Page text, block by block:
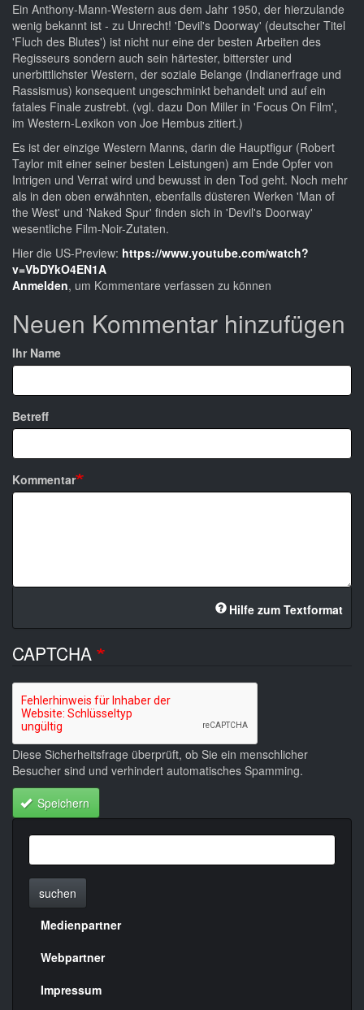
Ein Anthony-Mann-Western aus dem Jahr 1950, der hierzulande
wenig bekannt ist - zu Unrecht! 'Devil's Doorway' (deutscher Titel
'Fluch des Blutes') ist nicht nur eine der besten Arbeiten des
Regisseurs sondern auch sein härtester, bitterster und
unerbittlichster Western, der soziale Belange (Indianerfrage und
Rassismus) konsequent ungeschminkt behandelt und auf ein
fatales Finale zustrebt. (vgl. dazu Don Miller in 'Focus On Film',
im Western-Lexikon von Joe Hembus zitiert.)
Es ist der einzige Western Manns, darin die Hauptfigur (Robert
Taylor mit einer seiner besten Leistungen) am Ende Opfer von
Intrigen und Verrat wird und bewusst in den Tod geht. Noch mehr
als in den oben erwähnten, ebenfalls düsteren Werken 'Man of
the West' und 'Naked Spur' finden sich in 'Devil's Doorway'
wesentliche Film-Noir-Zutaten.
Hier die US-Preview: https://www.youtube.com/watch?
v=VbDYkO4EN1A
Anmelden, um Kommentare verfassen zu können
Neuen Kommentar hinzufügen
Ihr Name
Betreff
Kommentar
Hilfe zum Textformat
CAPTCHA
Diese Sicherheitsfrage überprüft, ob Sie ein menschlicher
Besucher sind und verhindert automatisches Spamming.
Speichern
suchen
Menülinks
rechte
Seite
Medienpartner
Webpartner
Impressum